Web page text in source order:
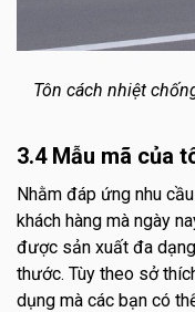
Tôn cách nhiệt
3.4 Mẫu mã của
Nhằm đáp ứng nhu
khách hàng mà ngày
được sản xuất đa
thước. Tùy theo sở
dụng mà các bạn có